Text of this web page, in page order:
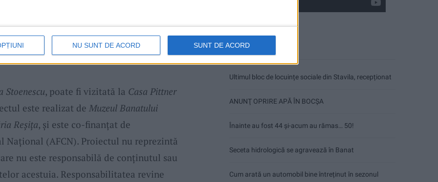
NU SUNT DE ACORD SUNT DE ACORD
din familie; eu m-am născut laReșițași
care, direct sau indirect, aveau
Király.
Stoenescu, poate fi vizitată la Casa Pittner
este realizat de Muzeul Banatului
Reșița, și este co-finanțat de
(AFCN). Proiectul nu reprezintă
nu este responsabilă de conținutul sau
acestuia. Responsabilitatea revine
Articole recente
Ultimul bloc de locuințe sociale din Stavila, recepționat
ANUNŢ OPRIRE APĂ ÎN BOCȘA
Înainte au fost 44 și-acum au rămas… 50!
Seceta hidrologică se agravează în Banat
Cum arată un automobil bine întreținut în sezonul